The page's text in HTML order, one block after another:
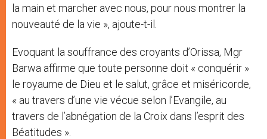
la main et marcher avec nous, pour nous montrer la
nouveauté de la vie », ajoute-t-il.
Evoquant la souffrance des croyants d’Orissa, Mgr
Barwa affirme que toute personne doit « conquérir »
le royaume de Dieu et le salut, grâce et miséricorde,
« au travers d’une vie vécue selon l’Evangile, au
travers de l’abnégation de la Croix dans l’esprit des
Béatitudes ».